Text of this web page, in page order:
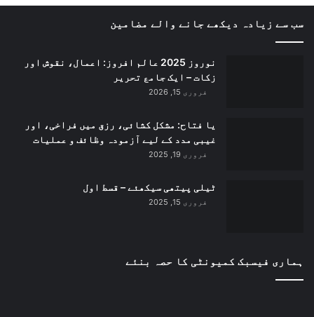
سب سے زیادہ دیکھے جانے والے مضامین
نوروز 2025 عالم افروز: اعمال، نقوش اور
زکات – ایک جامع تحریر
فروری 15, 2026
یا فتاح: مشکل کشائی، رزق میں فراخی، اور
غیبی مدد کے لیے آزمودہ وظائف و عملیات
فروری 19, 2025
ٹیلی پیتھی سیکھئے – قسط اول
فروری 15, 2025
ہماری فیسبک کمیونٹی کا حصہ بنئے